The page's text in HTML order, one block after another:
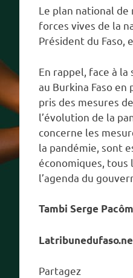
Le plan national de
forces vives de la
Président du Faso,
En rappel, face à
au Burkina Faso
pris des mesures
l’évolution de la
concerne les
la pandémie, sont
économiques,
l’agenda du
Tambi Serge
Partagez